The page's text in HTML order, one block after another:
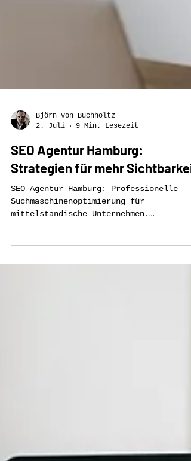
Björn von Buchholtz
2. Juli
9 Min. Lesezeit
SEO Agentur Hamburg:
Strategien für mehr Sichtbarkeit
SEO Agentur Hamburg: Professionelle
mittelständische Unternehmen.